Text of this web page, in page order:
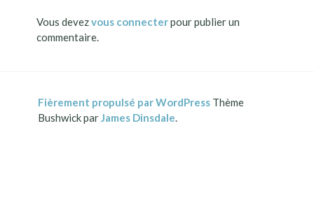
Vous devezvous connecterpour publier un
commentaire.
Fièrement propulsé par WordPress Thème
Bushwick parJames Dinsdale.